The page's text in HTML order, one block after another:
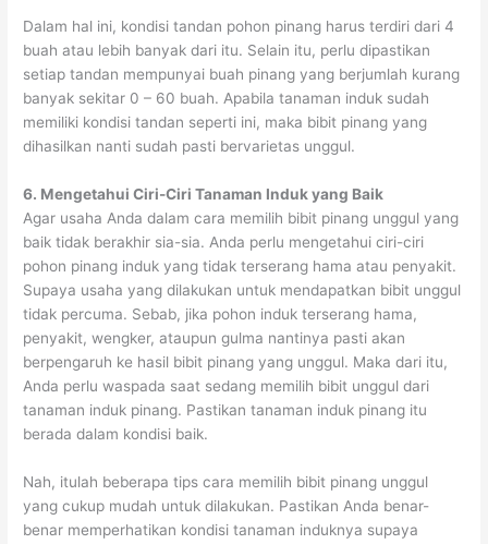
Dalam hal ini, kondisi tandan pohon pinang harus terdiri dari 4
buah atau lebih banyak dari itu. Selain itu, perlu dipastikan
setiap tandan mempunyai buah pinang yang berjumlah kurang
banyak sekitar 0 – 60 buah. Apabila tanaman induk sudah
memiliki kondisi tandan seperti ini, maka bibit pinang yang
dihasilkan nanti sudah pasti bervarietas unggul.
6. Mengetahui Ciri-Ciri Tanaman Induk yang Baik
Agar usaha Anda dalam cara memilih bibit pinang unggul yang
baik tidak berakhir sia-sia. Anda perlu mengetahui ciri-ciri
pohon pinang induk yang tidak terserang hama atau penyakit.
Supaya usaha yang dilakukan untuk mendapatkan bibit unggul
tidak percuma. Sebab, jika pohon induk terserang hama,
penyakit, wengker, ataupun gulma nantinya pasti akan
berpengaruh ke hasil bibit pinang yang unggul. Maka dari itu,
Anda perlu waspada saat sedang memilih bibit unggul dari
tanaman induk pinang. Pastikan tanaman induk pinang itu
berada dalam kondisi baik.
Nah, itulah beberapa tips cara memilih bibit pinang unggul
yang cukup mudah untuk dilakukan. Pastikan Anda benar-
benar memperhatikan kondisi tanaman induknya supaya